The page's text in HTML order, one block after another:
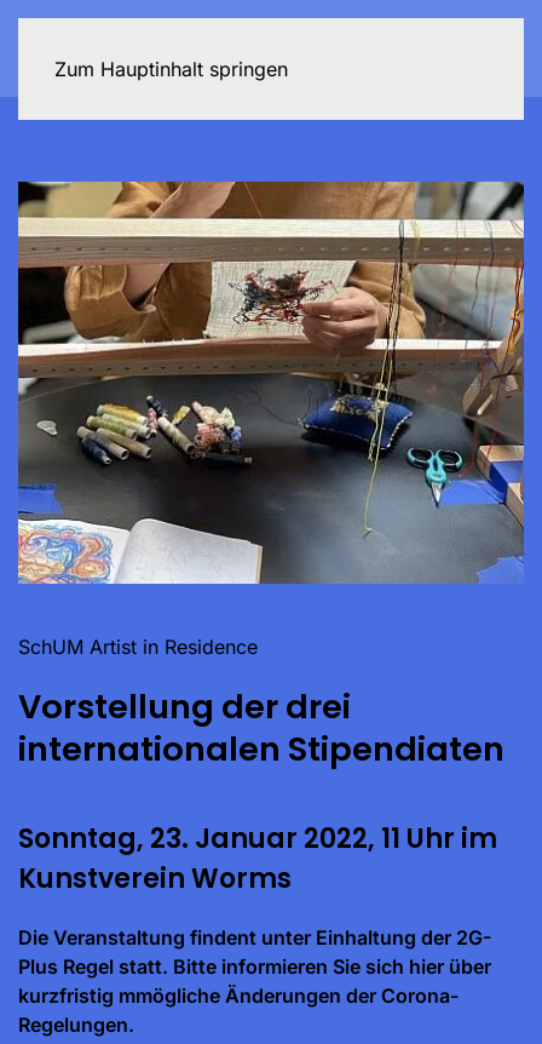
Zum Hauptinhalt springen
SchUM Artist in Residence
Vorstellung der drei
internationalen Stipendiaten
Sonntag, 23. Januar 2022, 11 Uhr im
Kunstverein Worms
Die Veranstaltung findent unter Einhaltung der 2G-
Plus Regel statt. Bitte informieren Sie sich hier über
kurzfristig mmögliche Änderungen der Corona-
Regelungen.